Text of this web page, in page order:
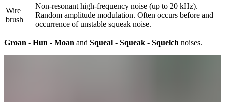
Wire
brush
Non-resonant high-frequency noise (up to 20 kHz).
Random amplitude modulation. Often occurs before and
occurrence of unstable squeak noise.
Groan - Hun - Moan and Squeal - Squeak - Squelch noises.